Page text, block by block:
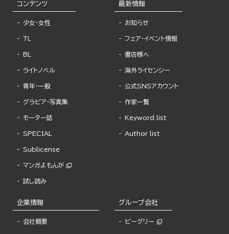
コンテンツ
少女・女性
TL
BL
ライトノベル
青年・一般
グラビア・写真集
モーター誌
SPECIAL
Sublicense
マンガよもんが
試し読み
最新情報
お知らせ
フェア・イベント情報
書店様へ
海外ライセンシー
公式SNSアカウント
作家一覧
Keyword list
Author list
企業情報
会社概要
グループ会社
ビーグリー